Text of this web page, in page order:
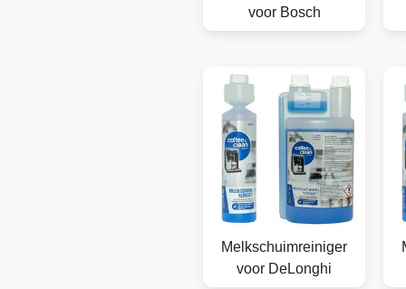
voor Bosch
Melkschuimreiniger
voor DeLonghi